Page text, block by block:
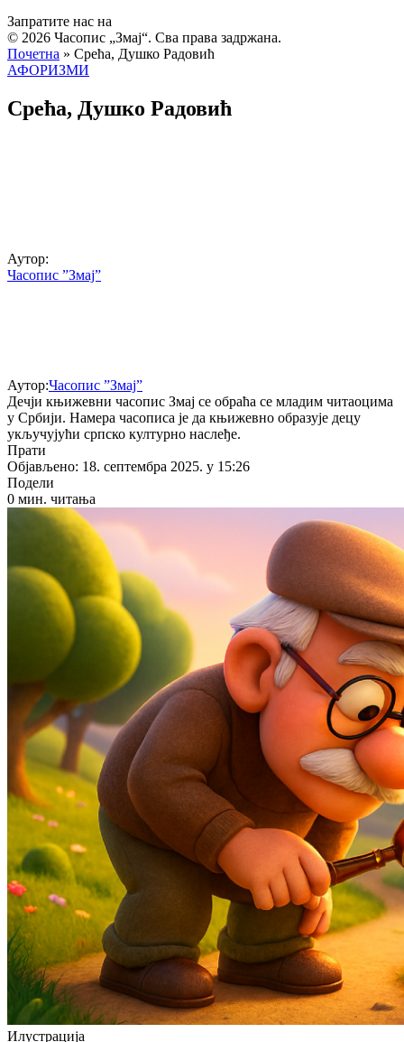
Запратите нас на
© 2026 Часопис „Змај“. Сва права задржана.
Почетна » Срећа, Душко Радовић
АФОРИЗМИ
Срећа, Душко Радовић
Аутор:
Часопис ”Змај”
Аутор:Часопис ”Змај”
Дечји књижевни часопис Змај се обраћа се младим читаоцима
у Србији. Намера часописа је да књижевно образује децу
укључујући српско културно наслеђе.
Прати
Објављено: 18. септембра 2025. у 15:26
Подели
0 мин. читања
Илустрација